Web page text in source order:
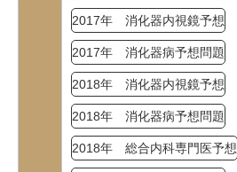
2017年 消化器内視鏡予想
2017年 消化器病予想問題
2018年 消化器内視鏡予想
2018年 消化器病予想問題
2018年 総合内科専門医予想